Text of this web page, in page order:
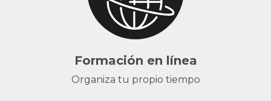
Formación en línea
Organiza tu propio tiempo